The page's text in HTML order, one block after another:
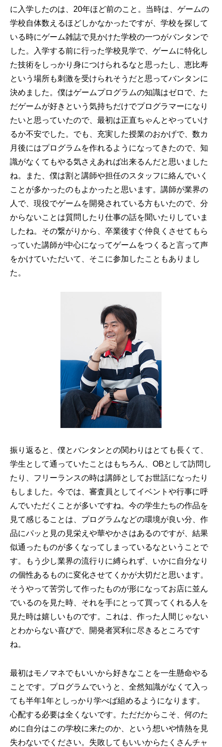
に入学したのは、20年ほど前のこと。当時は、ゲームの
学校自体数えるほどしかなかったですが、学校を探して
いる時にゲーム雑誌で見かけた学校の一つがバンタンで
した。入学する前に行った学校見学で、ゲームに特化し
た技術をしっかり身につけられるなと思ったし、恵比寿
という場所も刺激を受けられそうだと思ってバンタンに
決めました。僕はゲームプログラムの知識はゼロで、た
だゲームが好きという気持ちだけでプログラマーになり
たいと思っていたので、最初は正直ちゃんとやっていけ
るか不安でした。でも、充実した授業のおかげで、数カ
月後にはプログラムを作れるようになってきたので、知
識がなくてもやる気さえあれば出来るんだと思いました
ね。また、僕は割と講師や担任のスタッフに絡んでいく
ことが多かったのもよかったと思います。講師が業界の
人で、現役でゲームを開発されている方もいたので、分
からないことは質問したり仕事の話を聞いたりしていま
したね。その繋がりから、卒業後すぐ仲良くさせてもら
っていた講師が中心になってゲームをつくると言って声
をかけていただいて、そこに参加したこともありまし
た。
振り返ると、僕とバンタンとの関わりはとても長くて、
学生として通っていたことはもちろん、OBとして訪問し
たり、フリーランスの時は講師としてお世話になったり
もしました。今では、審査員としてイベントや行事に呼
んでいただくことが多いですね。今の学生たちの作品を
見て感じることは、プログラムなどの環境が良い分、作
品にパッと見の見栄えや華やかさはあるのですが、結果
似通ったものが多くなってしまっているなということで
す。もう少し業界の流行りに縛られず、いかに自分なり
の個性あるものに変化させてくかが大切だと思います。
そうやって苦労して作ったものが形になってお店に並ん
でいるのを見た時、それを手にとって買ってくれる人を
見た時は嬉しいものです。これは、作った人間じゃない
とわからない喜びで、開発者冥利に尽きるところです
ね。
最初はモノマネでもいいから好きなことを一生懸命やる
ことです。プログラムでいうと、全然知識がなくて入っ
ても半年1年としっかり学べば組めるようになります。
心配する必要は全くないです。ただだからこそ、何のた
めに自分はこの学校に来たのか、という想いや情熱を見
失わないでください。失敗してもいいからたくさんチャ